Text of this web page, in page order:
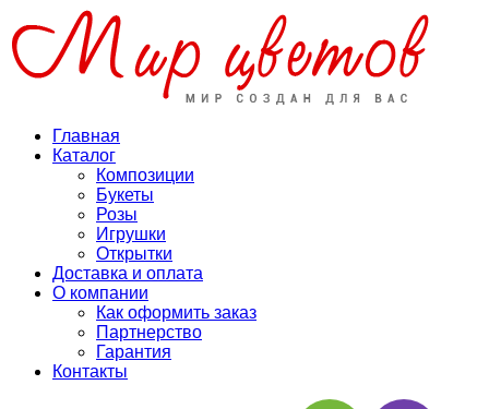
Главная
Каталог
Композиции
Букеты
Розы
Игрушки
Открытки
Доставка и оплата
О компании
Как оформить заказ
Партнерство
Гарантия
Контакты